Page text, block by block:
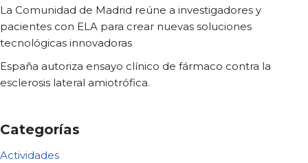
La Comunidad de Madrid reúne a investigadores y
pacientes con ELA para crear nuevas soluciones
tecnológicas innovadoras
España autoriza ensayo clínico de fármaco contra la
esclerosis lateral amiotrófica.
Categorías
Actividades